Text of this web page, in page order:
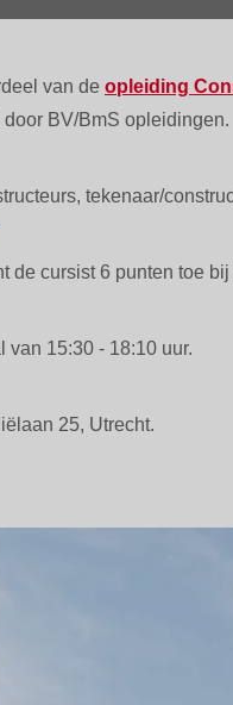
van de opleiding
BV/BmS opleidingen.
tekenaar/
de cursist 6 punten toe
15:30 - 18:10 uur.
25, Utrecht.